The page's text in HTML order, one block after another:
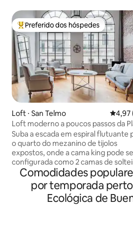
Entre os melhores preferidos dos
Preferido dos hóspedes
Loft ⋅ San Telmo 4,97
4,97
Loft moderno a poucos passos da
Dorrego
Suba a escada em espiral flutuante
o quarto do mezanino de tijolos
expostos, onde a cama king pode
configurada como 2 camas de
quando especificado. De manhã, os
tetos de altura dupla e as janelas
arqueadas finas garantem um
duradouro do sol, enquanto o
Comodidades
por temporada
Ecológica de